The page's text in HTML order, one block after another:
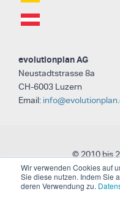
Wir verwenden Cookies auf
Sie diese nutzen. Indem Sie
deren Verwendung zu.
evolutionplan AG
Neustadtstrasse 8a
CH-6003 Luzern
Email:
© 2010 bis